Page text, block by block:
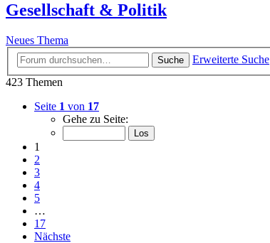
Gesellschaft & Politik
Neues Thema
Suche
Erweiterte Suche
423 Themen
Seite 1 von 17
Gehe zu Seite:
1
2
3
4
5
…
17
Nächste